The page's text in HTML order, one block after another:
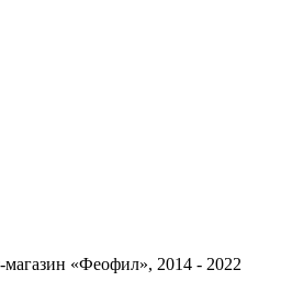
«Феофил», 2014 - 2022